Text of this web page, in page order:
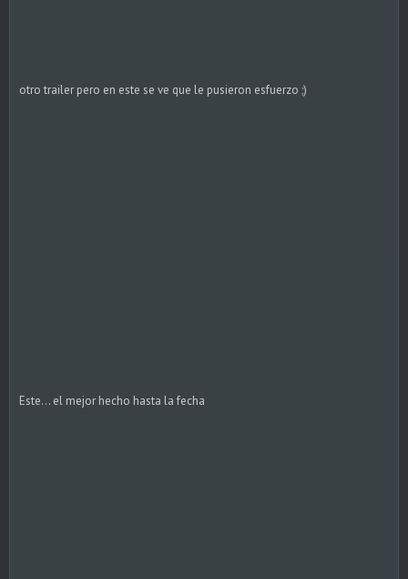
otro trailer pero en este se ve que le pusieron esfuerzo ;)
Este... el mejor hecho hasta la fecha